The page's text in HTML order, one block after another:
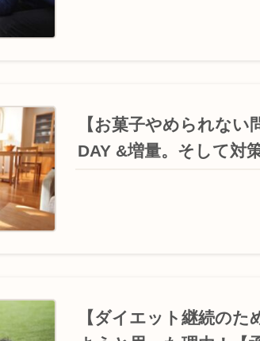
【お菓子やめられない
DAY &増量。そして対策
【ダイエット継続の